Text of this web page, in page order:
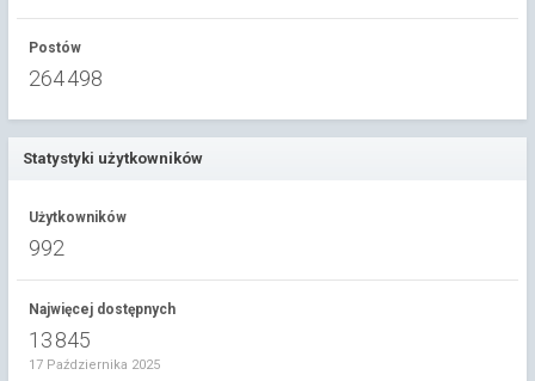
Postów
264 498
Statystyki użytkowników
Użytkowników
992
Najwięcej dostępnych
13 845
17 Października 2025